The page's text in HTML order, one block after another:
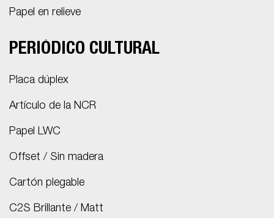
Papel en relieve
PERIÓDICO CULTURAL
Placa dúplex
Artículo de la NCR
Papel LWC
Offset / Sin madera
Cartón plegable
C2S Brillante / Matt